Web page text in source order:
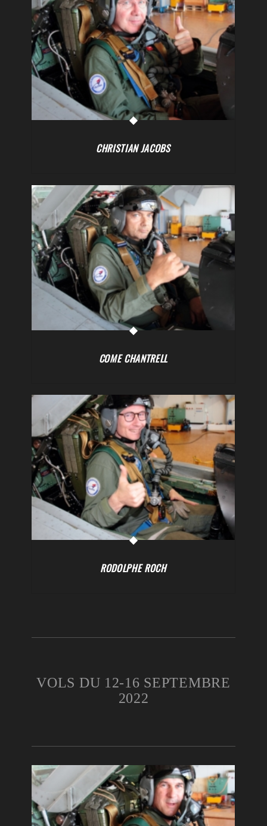
CHRISTIAN JACOBS
COME CHANTRELL
RODOLPHE ROCH
VOLS DU 12-16 SEPTEMBRE
2022